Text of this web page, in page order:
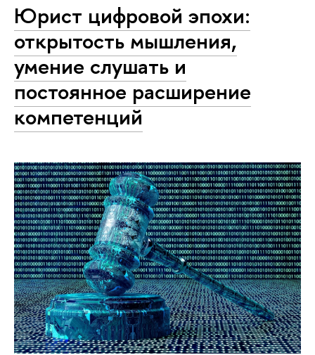
Юрист цифровой эпохи:
открытость мышления,
умение слушать и
постоянное расширение
компетенций